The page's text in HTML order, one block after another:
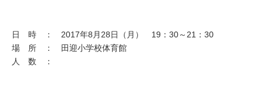
日 時 ： 2017年8月28日（月） 19：30～21：30
場 所 ： 田迎小学校体育館
人 数 ：